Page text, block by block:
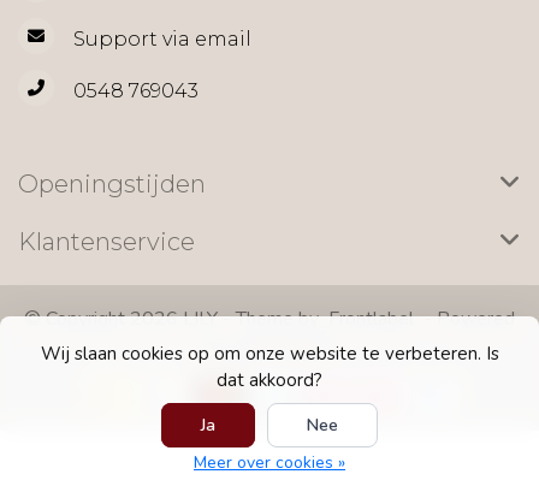
Wij slaan cookies op om onze website te verbeteren. Is
dat akkoord?
Ja
Nee
Meer over cookies »
Support via email
0548 769043
Openingstijden
Klantenservice
© Copyright 2026 LILY - Theme byFrontlabel- Powered
byLightspeed